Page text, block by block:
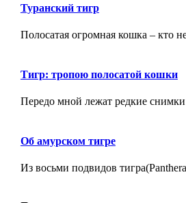
Туранский тигр
Полосатая огромная кошка – кто
Тигр: тpопою полосатой кошки
Передо мной лежат редкие снимки
Об амурском тигре
Из восьми подвидов